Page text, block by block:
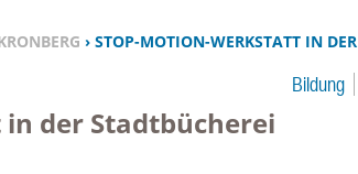
› STOP-MOTION-WERKSTATT IN
Bildung
der Stadtbücherei